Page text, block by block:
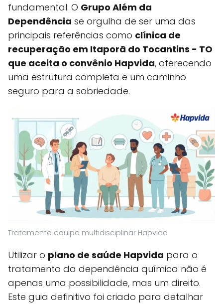
fundamental. O Grupo Além da
Dependência se orgulha de ser uma das
principais referências como clínica de
recuperação em Itaporã do Tocantins - TO
que aceita o convênio Hapvida, oferecendo
uma estrutura completa e um caminho
seguro para a sobriedade.
Tratamento equipe multidisciplinar Hapvida
Utilizar o plano de saúde Hapvida para o
tratamento da dependência química não é
apenas uma possibilidade, mas um direito.
Este guia definitivo foi criado para detalhar